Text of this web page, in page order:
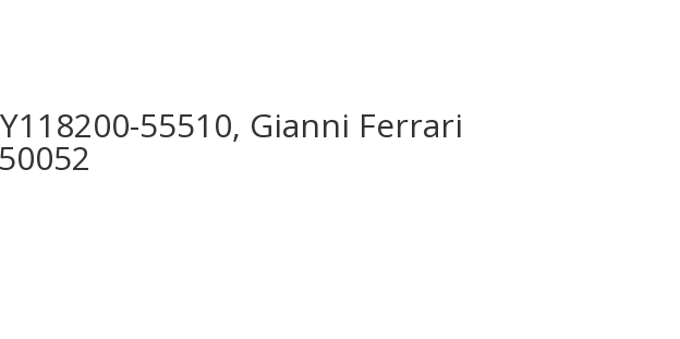
55510, Gianni Ferrari